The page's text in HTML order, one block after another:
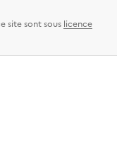
site sont sous licence